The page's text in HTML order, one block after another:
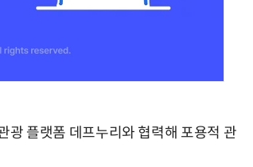
광 플랫폼 데프누리와 협력해 포용적 관